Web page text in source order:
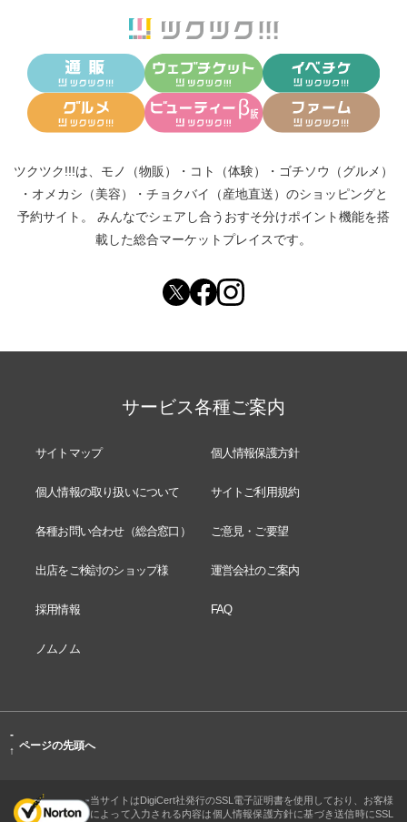
ツクツク!!!は、 モノ（物販） ・ コト（体験） ・ ゴチソウ（グルメ）
・ オメカシ（美容） ・ チョクバイ（産地直送） のショッピングと
予約サイト。
みんなでシェアし合う おすそ分けポイント機能を搭
載した総合マーケットプレイスです。
サービス各種ご案内
サイトマップ 個人情報保護方針
個人情報の取り扱いについて サイトご利用規約
各種お問い合わせ（総合窓口） ご意見・ご要望
出店をご検討のショップ様 運営会社のご案内
採用情報 FAQ
ノムノム
-
↑ ページの先頭へ
当サイトはDigiCert社発行のSSL電子証明書を使用しており、お客様
によって入力される内容は個人情報保護方針に基づき送信時にSSL